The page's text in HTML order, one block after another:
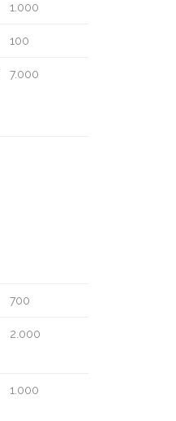
1.000
100
7.000
700
2.000
1.000